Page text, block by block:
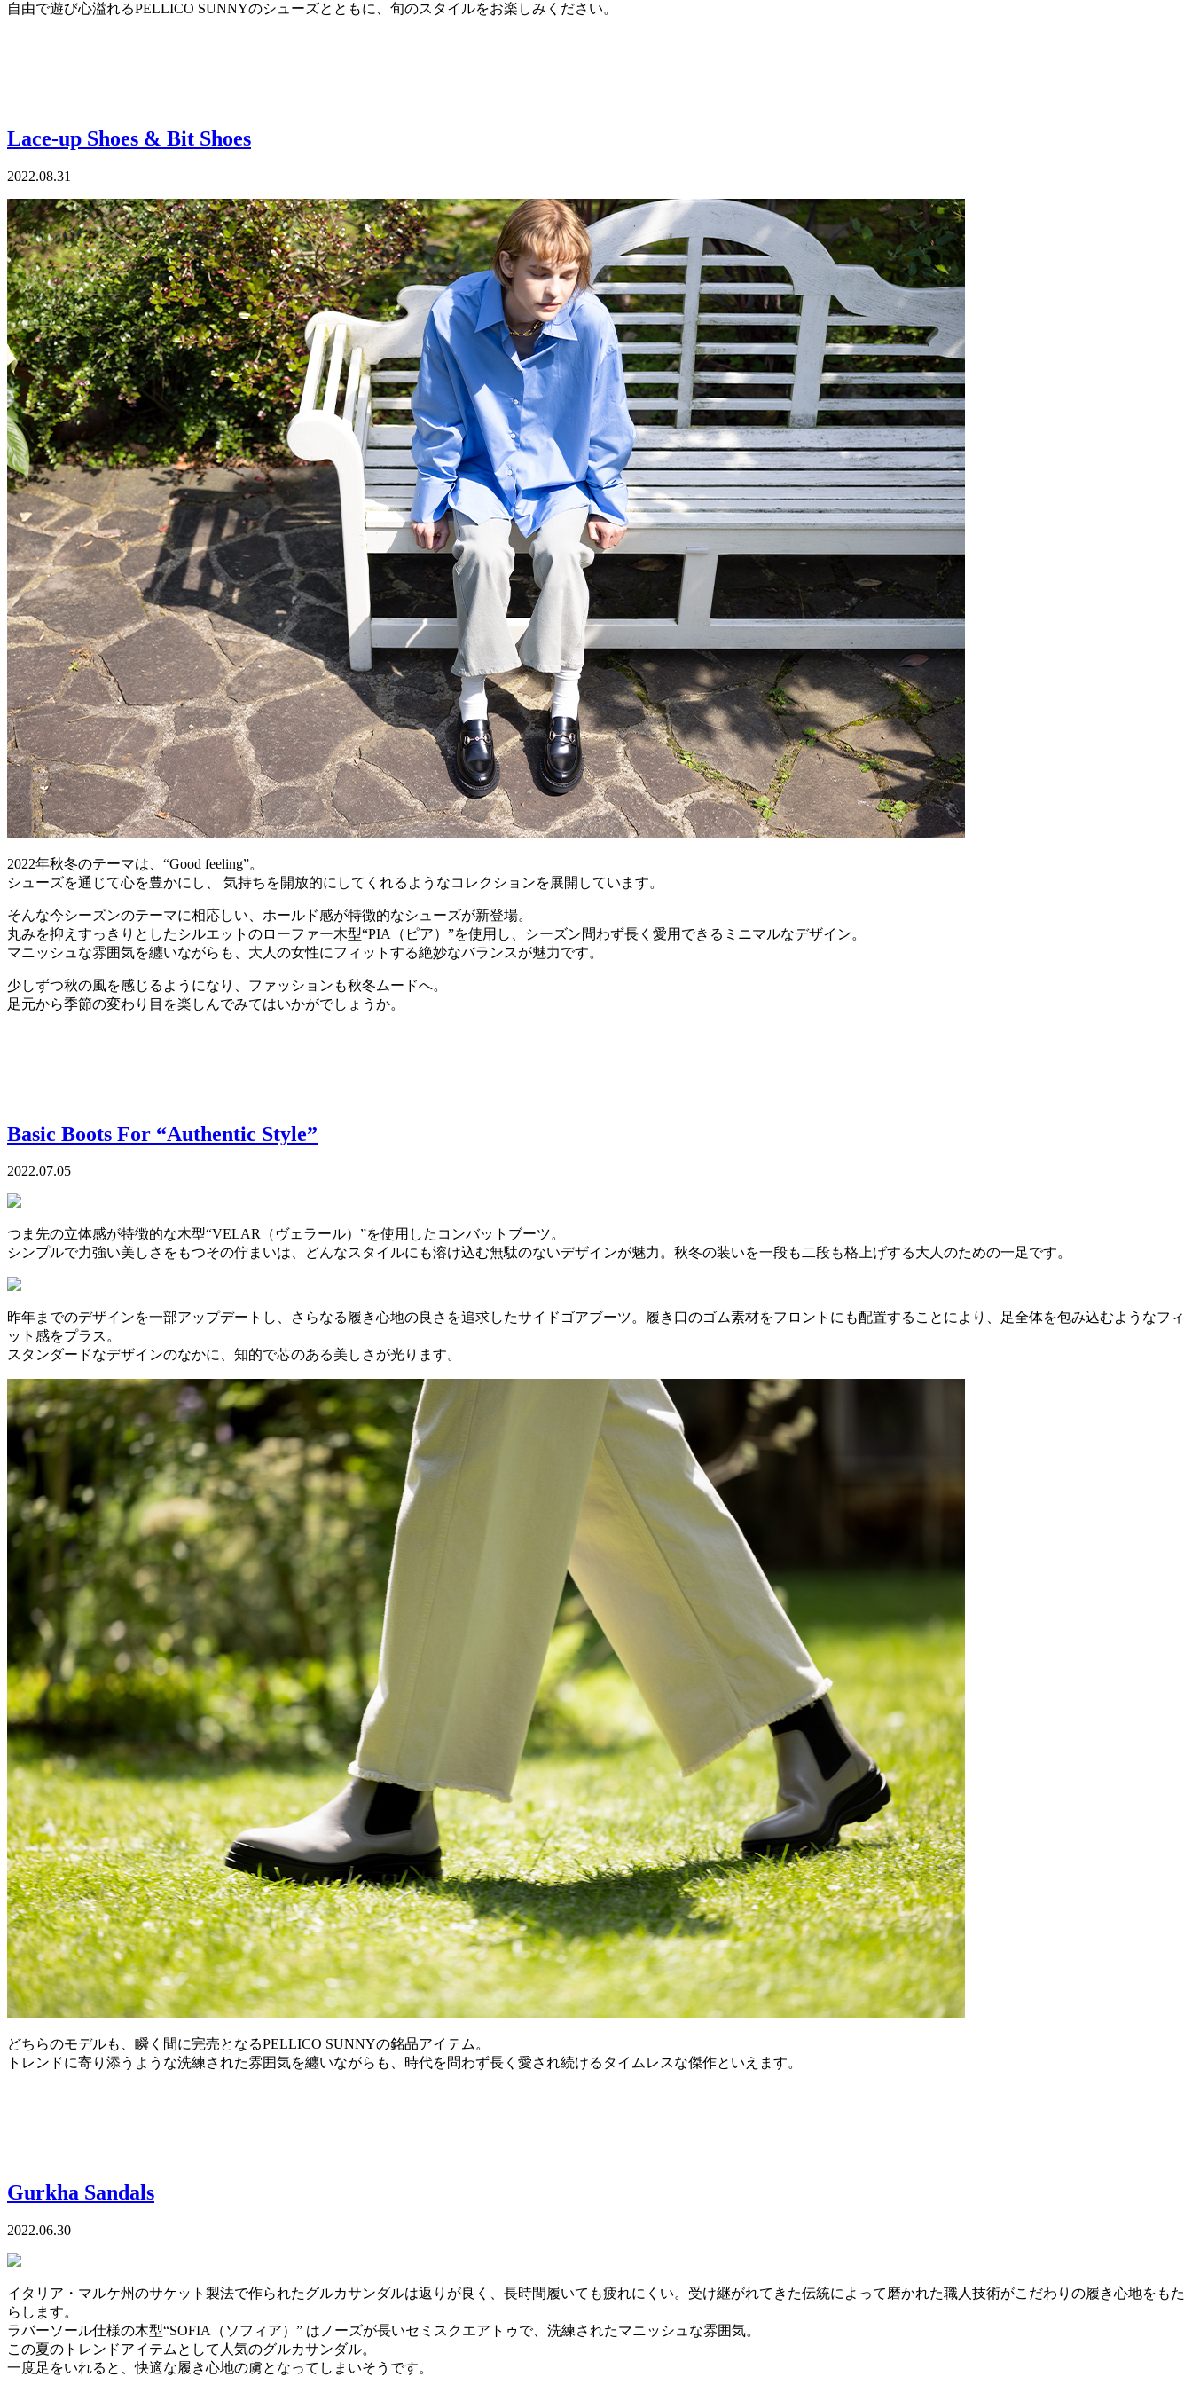
自由で遊び心溢れるPELLICO SUNNYのシューズとともに、旬のスタイルをお楽しみください。
Lace-up Shoes & Bit Shoes
2022.08.31
2022年秋冬のテーマは、“Good feeling”。
シューズを通じて心を豊かにし、 気持ちを開放的にしてくれるようなコレクションを展開しています。
そんな今シーズンのテーマに相応しい、ホールド感が特徴的なシューズが新登場。
丸みを抑えすっきりとしたシルエットのローファー木型“PIA（ピア）”を使用し、シーズン問わず長く愛用できるミニマルなデザイン。
マニッシュな雰囲気を纏いながらも、大人の女性にフィットする絶妙なバランスが魅力です。
少しずつ秋の風を感じるようになり、ファッションも秋冬ムードへ。
足元から季節の変わり目を楽しんでみてはいかがでしょうか。
Basic Boots For “Authentic Style”
2022.07.05
つま先の立体感が特徴的な木型“VELAR（ヴェラール）”を使用したコンバットブーツ。
シンプルで力強い美しさをもつその佇まいは、どんなスタイルにも溶け込む無駄のないデザインが魅力。秋冬の装いを一段も二段も格上げする大人のための一足です。
昨年までのデザインを一部アップデートし、さらなる履き心地の良さを追求したサイドゴアブーツ。履き口のゴム素材をフロントにも配置することにより、足全体を包み込むようなフィ
ット感をプラス。
スタンダードなデザインのなかに、知的で芯のある美しさが光ります。
どちらのモデルも、瞬く間に完売となるPELLICO SUNNYの銘品アイテム。
トレンドに寄り添うような洗練された雰囲気を纏いながらも、時代を問わず長く愛され続けるタイムレスな傑作といえます。
Gurkha Sandals
2022.06.30
イタリア・マルケ州のサケット製法で作られたグルカサンダルは返りが良く、長時間履いても疲れにくい。受け継がれてきた伝統によって磨かれた職人技術がこだわりの履き心地をもた
らします。
ラバーソール仕様の木型“SOFIA（ソフィア）” はノーズが長いセミスクエアトゥで、洗練されたマニッシュな雰囲気。
この夏のトレンドアイテムとして人気のグルカサンダル。
一度足をいれると、快適な履き心地の虜となってしまいそうです。